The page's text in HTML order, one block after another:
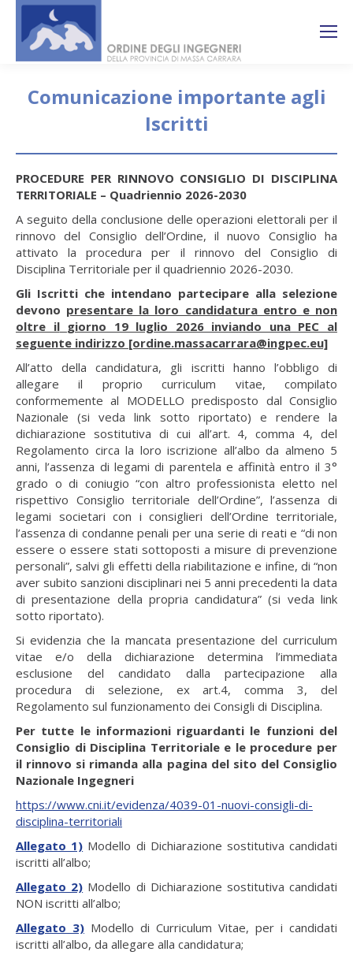
Comunicazione importante agli
Iscritti
PROCEDURE PER RINNOVO CONSIGLIO DI DISCIPLINA
TERRITORIALE – Quadriennio 2026-2030
A seguito della conclusione delle operazioni elettorali per il
rinnovo del Consiglio dell’Ordine, il nuovo Consiglio ha
attivato la procedura per il rinnovo del Consiglio di
Disciplina Territoriale per il quadriennio 2026-2030.
Gli Iscritti che intendano partecipare alla selezione
devono presentare la loro candidatura entro e non
oltre il giorno 19 luglio 2026 inviando una PEC al
seguente indirizzo [ordine.massacarrara@ingpec.eu]
All’atto della candidatura, gli iscritti hanno l’obbligo di
allegare il proprio curriculum vitae, compilato
conformemente al MODELLO predisposto dal Consiglio
Nazionale (si veda link sotto riportato) e rendere la
dichiarazione sostitutiva di cui all’art. 4, comma 4, del
Regolamento circa la loro iscrizione all’albo da almeno 5
anni, l’assenza di legami di parentela e affinità entro il 3°
grado o di coniugio “con altro professionista eletto nel
rispettivo Consiglio territoriale dell’Ordine”, l’assenza di
legami societari con i consiglieri dell’Ordine territoriale,
l’assenza di condanne penali per una serie di reati e “di non
essere o essere stati sottoposti a misure di prevenzione
personali”, salvi gli effetti della riabilitazione e infine, di “non
aver subito sanzioni disciplinari nei 5 anni precedenti la data
di presentazione della propria candidatura” (si veda link
sotto riportato).
Si evidenzia che la mancata presentazione del curriculum
vitae e/o della dichiarazione determina l’immediata
esclusione del candidato dalla partecipazione alla
procedura di selezione, ex art.4, comma 3, del
Regolamento sul funzionamento dei Consigli di Disciplina.
Per tutte le informazioni riguardanti le funzioni del
Consiglio di Disciplina Territoriale e le procedure per
il rinnovo si rimanda alla pagina del sito del Consiglio
Nazionale Ingegneri
https://www.cni.it/evidenza/4039-01-nuovi-consigli-di-
disciplina-territoriali
Allegato 1) Modello di Dichiarazione sostitutiva candidati
iscritti all’albo;
Allegato 2) Modello di Dichiarazione sostitutiva candidati
NON iscritti all’albo;
Allegato 3) Modello di Curriculum Vitae, per i candidati
iscritti all’albo, da allegare alla candidatura;